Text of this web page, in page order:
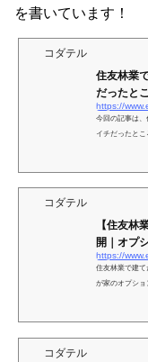
を書いています！
コダテル
住友林業
だったと
https://
今回の記事は、住
イチだったところは記事
コダテル
【住友林
開｜オプ
https://
住友林業で建てた
が家のオプシ
コダテル